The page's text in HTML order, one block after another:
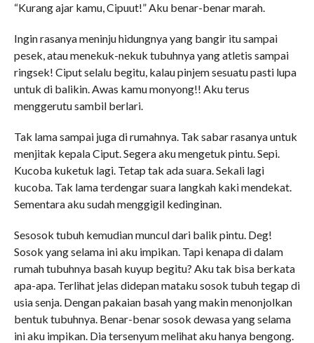
“Kurang ajar kamu, Cipuut!” Aku benar-benar marah.
Ingin rasanya meninju hidungnya yang bangir itu sampai
pesek, atau menekuk-nekuk tubuhnya yang atletis sampai
ringsek! Ciput selalu begitu, kalau pinjem sesuatu pasti lupa
untuk di balikin. Awas kamu monyong!! Aku terus
menggerutu sambil berlari.
Tak lama sampai juga di rumahnya. Tak sabar rasanya untuk
menjitak kepala Ciput. Segera aku mengetuk pintu. Sepi.
Kucoba kuketuk lagi. Tetap tak ada suara. Sekali lagi
kucoba. Tak lama terdengar suara langkah kaki mendekat.
Sementara aku sudah menggigil kedinginan.
Sesosok tubuh kemudian muncul dari balik pintu. Deg!
Sosok yang selama ini aku impikan. Tapi kenapa di dalam
rumah tubuhnya basah kuyup begitu? Aku tak bisa berkata
apa-apa. Terlihat jelas didepan mataku sosok tubuh tegap di
usia senja. Dengan pakaian basah yang makin menonjolkan
bentuk tubuhnya. Benar-benar sosok dewasa yang selama
ini aku impikan. Dia tersenyum melihat aku hanya bengong.